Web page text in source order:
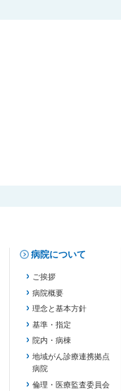
病院について
ご挨拶
病院概要
理念と基本方針
基準・指定
院内・病棟
地域がん診療連携拠点
病院
倫理・医療監査委員会